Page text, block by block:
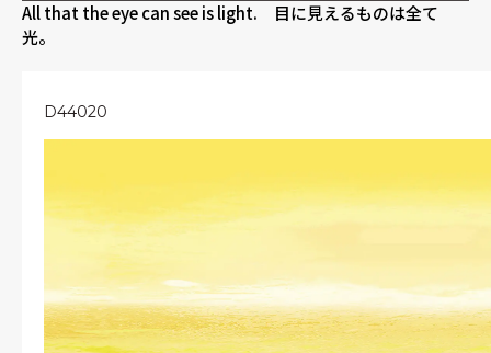
All that the eye can see is light. 目に見えるものは全て
光。
D44020